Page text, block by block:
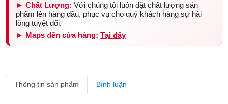
► Chất Lượng: Với chúng tôi luôn đặt chất lượng sản
phẩm lên hàng đầu, phục vụ cho quý khách hàng sự hài
lòng tuyệt đối.
► Maps đến cửa hàng: Tại đây
Thông tin sản phẩm Bình luận